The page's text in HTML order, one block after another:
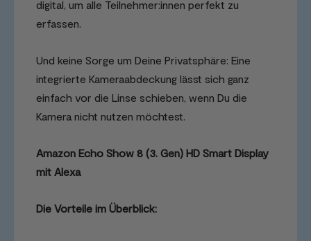
digital, um alle Teilnehmer:innen perfekt zu
erfassen.
Und keine Sorge um Deine Privatsphäre: Eine
integrierte Kameraabdeckung lässt sich ganz
einfach vor die Linse schieben, wenn Du die
Kamera nicht nutzen möchtest.
Amazon Echo Show 8 (3. Gen) HD Smart Display
mit Alexa
Die Vorteile im Überblick: